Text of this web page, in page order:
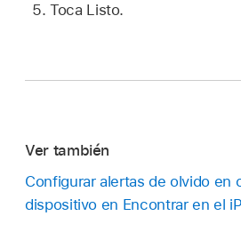
Toca Listo.
Ver también
Configurar alertas de olvido en
dispositivo en Encontrar en el